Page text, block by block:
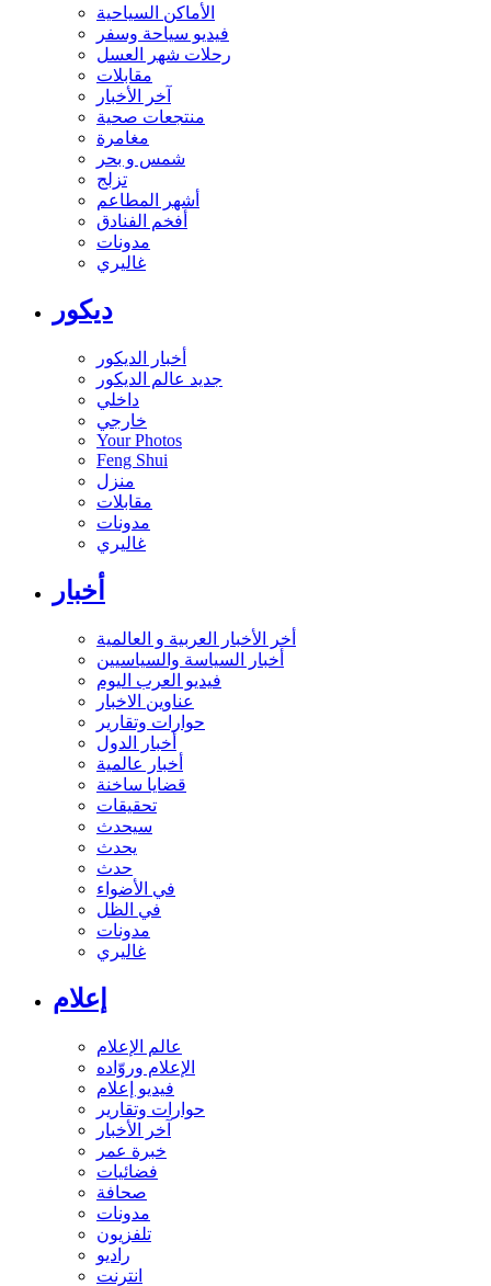
الأماكن السياحية
فيديو سياحة وسفر
رحلات شهر العسل
مقابلات
آخر الأخبار
منتجعات صحية
مغامرة
شمس و بحر
تزلج
أشهر المطاعم
أفخم الفنادق
مدونات
غاليري
ديكور
أخبار الديكور
جديد عالم الديكور
داخلي
خارجي
Your Photos
Feng Shui
منزل
مقابلات
مدونات
غاليري
أخبار
أخر الأخبار العربية و العالمية
أخبار السياسة والسياسيين
فيديو العرب اليوم
عناوين الاخبار
حوارات وتقارير
أخبار الدول
أخبار عالمية
قضايا ساخنة
تحقيقات
سيحدث
يحدث
حدث
في الأضواء
في الظل
مدونات
غاليري
إعلام
عالم الإعلام
الإعلام وروّاده
فيديو إعلام
حوارات وتقارير
آخر الأخبار
خبرة عمر
فضائيات
صحافة
مدونات
تلفزيون
راديو
انترنت